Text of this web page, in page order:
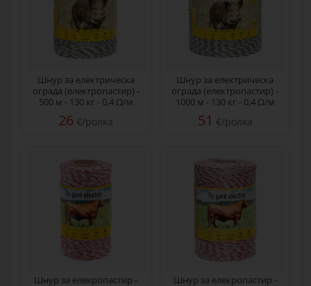
Шнур за електрическа
ограда (електропастир) -
500 м - 130 кг - 0,4 Ω/м
26 €/ролка
Шнур за електрическа
ограда (електропастир) -
1000 м - 130 кг - 0,4 Ω/м
51 €/ролка
Шнур за елекропастир -
Шнур за елекропастир -